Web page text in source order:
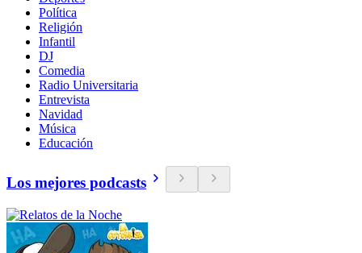
Política
Religión
Infantil
DJ
Comedia
Radio Universitaria
Entrevista
Navidad
Música
Educación
Los mejores podcasts